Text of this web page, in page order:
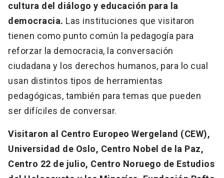
cultura del diálogo y educación para la
democracia. Las instituciones que visitaron
tienen como punto común la pedagogía para
reforzar la democracia, la conversación
ciudadana y los derechos humanos, para lo cual
usan distintos tipos de herramientas
pedagógicas, también para temas que pueden
ser difíciles de conversar.
Visitaron al Centro Europeo Wergeland (CEW),
Universidad de Oslo, Centro Nobel de la Paz,
Centro 22 de julio, Centro Noruego de Estudios